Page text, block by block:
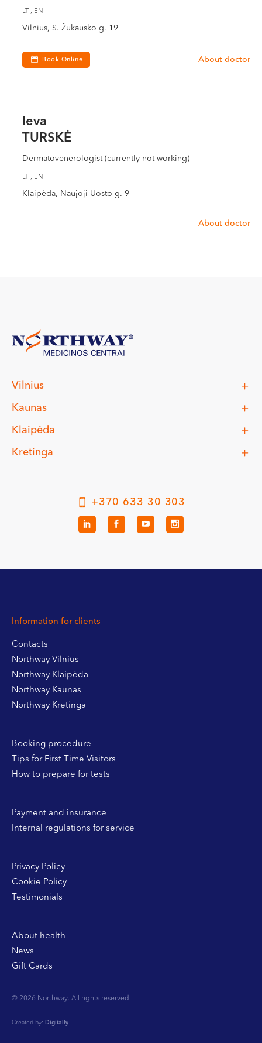
LT , EN
Vilnius, S. Žukausko g. 19
Book Online About doctor
Ieva
TURSKĖ
Dermatovenerologist (currently not working)
LT , EN
Klaipėda, Naujoji Uosto g. 9
About doctor
Vilnius
Kaunas
Klaipėda
Kretinga
+370 633 30 303
Information for clients
Contacts
Northway Vilnius
Northway Klaipėda
Northway Kaunas
Northway Kretinga
Booking procedure
Tips for First Time Visitors
How to prepare for tests
Payment and insurance
Internal regulations for service
Privacy Policy
Cookie Policy
Testimonials
About health
News
Gift Cards
© 2026 Northway. All rights reserved.
Created by: Digitally